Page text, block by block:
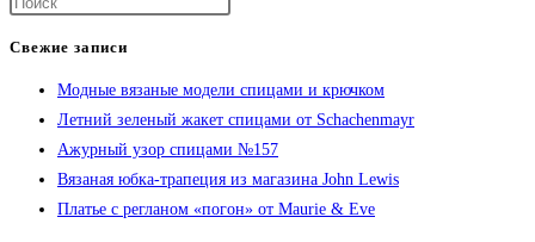
Свежие записи
Модные вязаные модели спицами и крючком
Летний зеленый жакет спицами от Schachenmayr
Ажурный узор спицами №157
Вязаная юбка-трапеция из магазина John Lewis
Платье с регланом «погон» от Maurie & Eve